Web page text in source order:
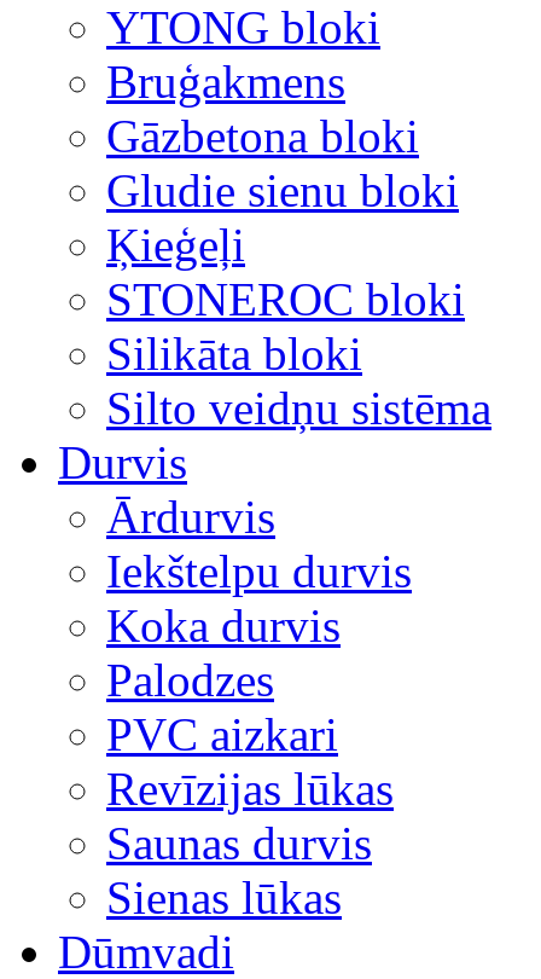
YTONG bloki
Bruģakmens
Gāzbetona bloki
Gludie sienu bloki
Ķieģeļi
STONEROC bloki
Silikāta bloki
Silto veidņu sistēma
Durvis
Ārdurvis
Iekštelpu durvis
Koka durvis
Palodzes
PVC aizkari
Revīzijas lūkas
Saunas durvis
Sienas lūkas
Dūmvadi